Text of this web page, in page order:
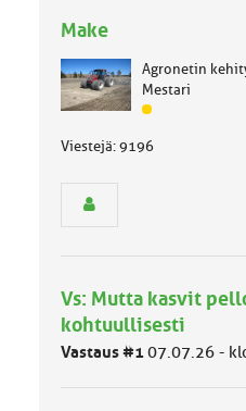
Make
Agronetin
Mestari
J
s
ä
l
o
Viestejä: 9196
Vs: Mutta kasvit
kohtuullisesti
Vastaus #107.07.26 -